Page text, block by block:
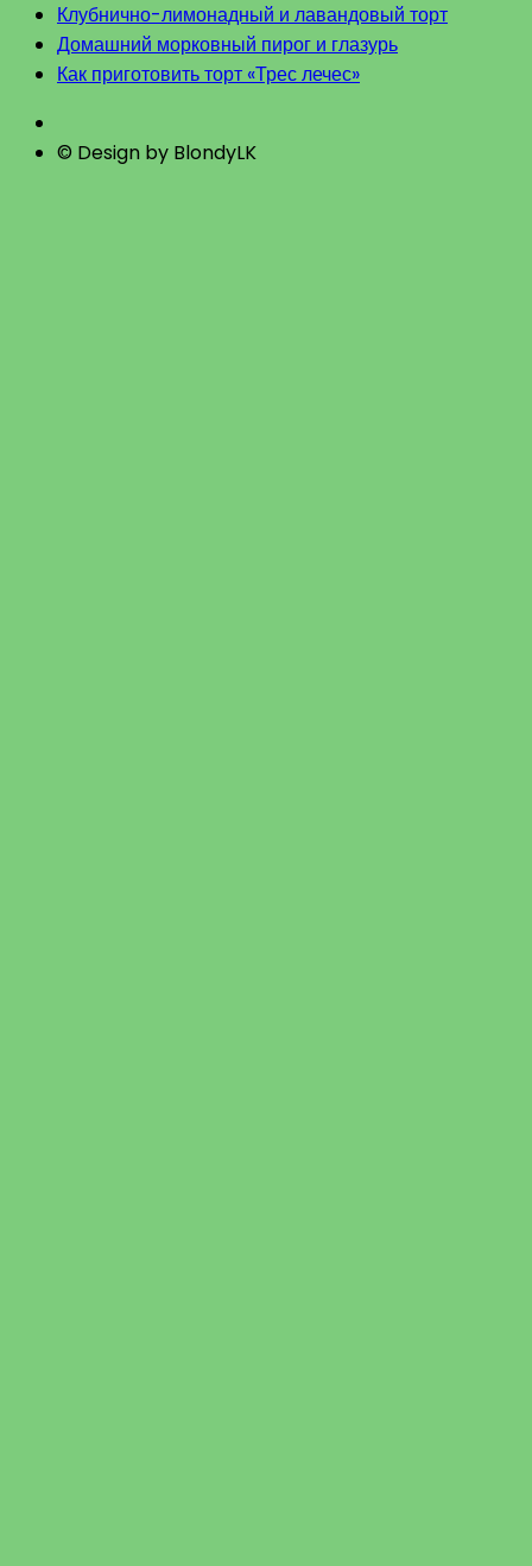
Клубнично-лимонадный и лавандовый торт
Домашний морковный пирог и глазурь
Как приготовить торт «Трес лечес»
© Design by BlondyLK